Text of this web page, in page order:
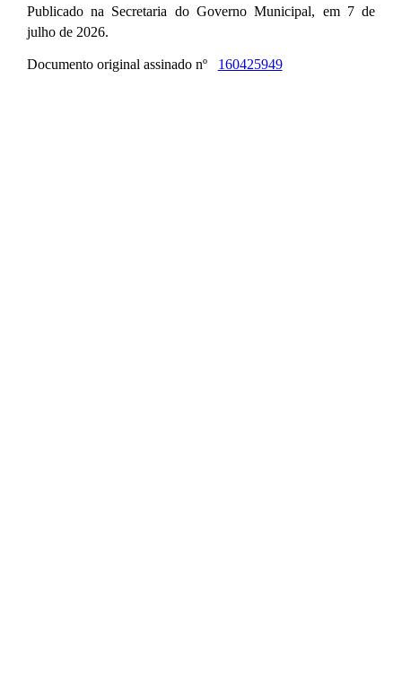
Publicado na Secretaria do Governo Municipal, em 7 de
julho de 2026.
Documento original assinado nº 160425949